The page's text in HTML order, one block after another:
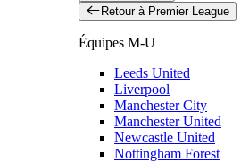
Retour à Premier League
Équipes M-U
Leeds United
Liverpool
Manchester City
Manchester United
Newcastle United
Nottingham Forest